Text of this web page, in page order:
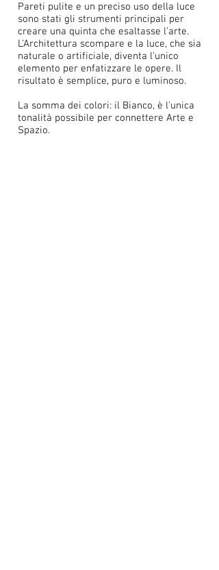
Pareti pulite e un preciso uso della luce
sono stati gli strumenti principali per
creare una quinta che esaltasse l'arte.
L'Architettura scompare e la luce, che sia
naturale o artificiale, diventa l'unico
elemento per enfatizzare le opere. Il
risultato è semplice, puro e luminoso.
La somma dei colori: il Bianco, è l'unica
tonalità possibile per connettere Arte e
Spazio.